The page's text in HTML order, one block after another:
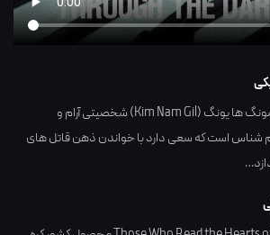
در سریال از میان تاریکی : سونگ ها یونگ (Kim Nam Gil) شخصیتی آرام و
شناس است که سعی دارد با خواندن ذهن قاتل های